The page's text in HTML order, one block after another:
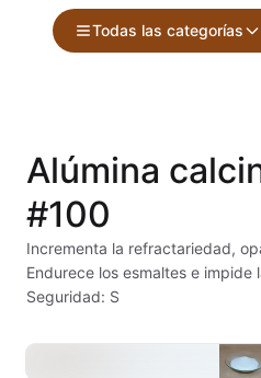
Todas las categorías
Arcilla Secado al Aire
Auxiliares
Bizcochos cerámicos
Alúmina
#100
Incrementa la refractariedad,
Endurece los esmaltes e impide
Seguridad: S